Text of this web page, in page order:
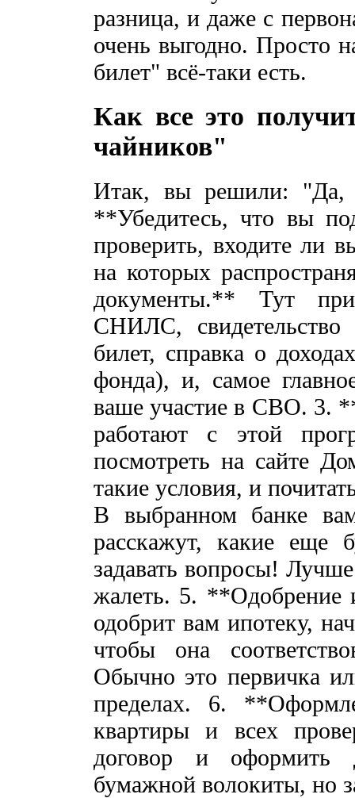
разница, и даже с
очень выгодно. Просто
билет" всё-таки есть.
Как все это
чайников"
Итак, вы решили: "Да,
**Убедитесь, что вы
проверить, входите ли
на которых
документы.** Тут
СНИЛС,
билет, справка о
фонда), и, самое
ваше участие в СВО. 3.
работают с этой
посмотреть на сайте
такие условия, и
В выбранном банке
расскажут, какие еще
задавать вопросы!
жалеть. 5. **Одобрение
одобрит вам ипотеку,
чтобы она
Обычно это первичка
пределах. 6.
квартиры и всех
договор и оформить
бумажной волокиты, но